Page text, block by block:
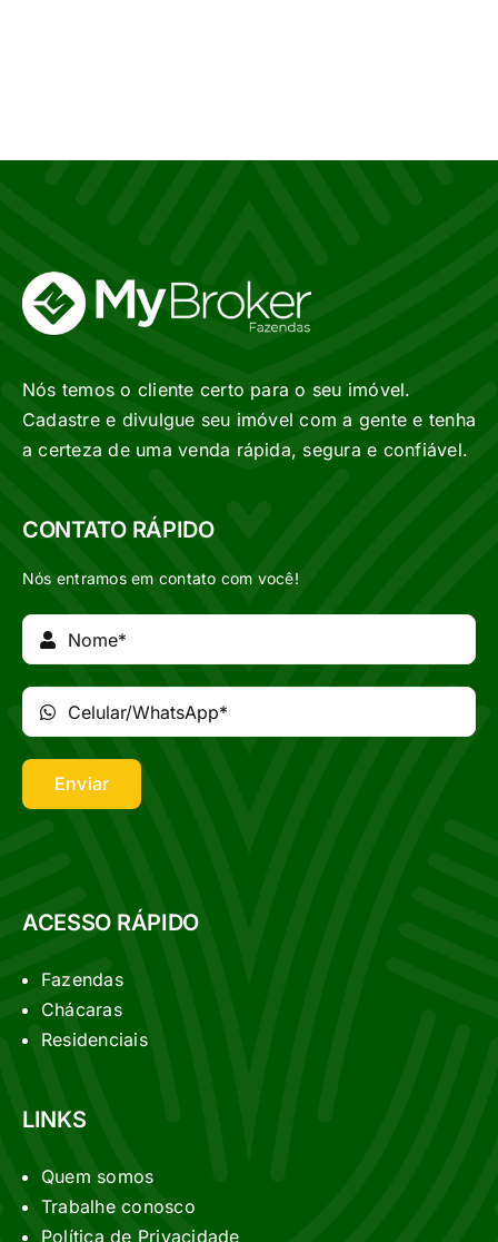
Nós temos o cliente certo para o seu imóvel.
Cadastre e divulgue seu imóvel com a gente e tenha
a certeza de uma venda rápida, segura e confiável.
CONTATO RÁPIDO
Nós entramos em contato com você!
Enviar
ACESSO RÁPIDO
Fazendas
Chácaras
Residenciais
LINKS
Quem somos
Trabalhe conosco
Política de Privacidade